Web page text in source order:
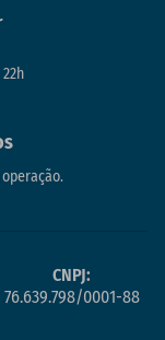
CNPJ:
76.639.798/0001-88